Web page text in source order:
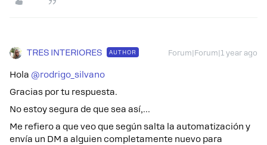
TRES INTERIORES AUTHOR Forum|Forum|1 year ago
Hola ​ @rodrigo_silvano
Gracias por tu respuesta.
No estoy segura de que sea así,…
Me refiero a que veo que según salta la automatización y
envía un DM a alguien completamente nuevo para